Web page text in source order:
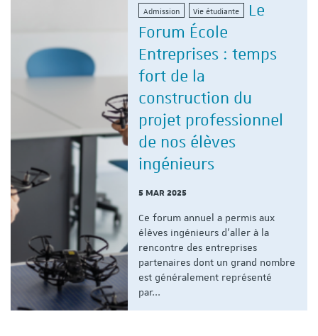
Admission Vie étudiante
Le
Forum École
Entreprises : temps
fort de la
construction du
projet professionnel
de nos élèves
ingénieurs
5 MAR 2025
Ce forum annuel a permis aux
élèves ingénieurs d'aller à la
rencontre des entreprises
partenaires dont un grand nombre
est généralement représenté
par...